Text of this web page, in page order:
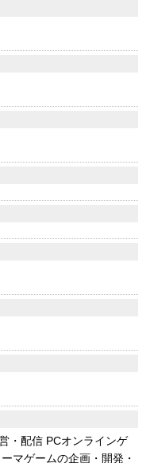
・配信 PCオンラインゲ
マゲームの企画・開発・